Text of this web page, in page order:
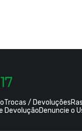
Trocas / Devoluções
DevoluçãoDenuncie o